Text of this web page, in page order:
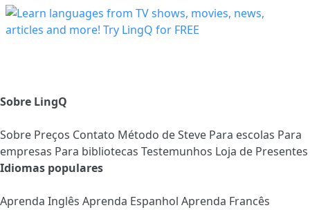
Sobre LingQ
Sobre Preços Contato Método de Steve Para escolas Para
empresas Para bibliotecas Testemunhos Loja de Presentes
Idiomas populares
Aprenda Inglês Aprenda Espanhol Aprenda Francês